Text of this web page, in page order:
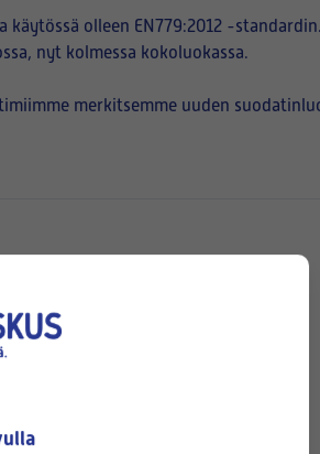
olleen EN779:2012 -
nyt kolmessa kokoluokassa.
merkitsemme uuden